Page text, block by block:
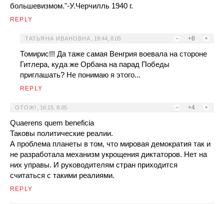
большевизмом."-У.Черчилль 1940 г.
REPLY
– +8 +
ТАТЬЯНА ИВАНОВНА 19:44, 8.05
Томирис!!! Да таже самая Венгрия воевала на стороне
Гитлера, куда же Орбана на парад Победы
приглашать? Не понимаю я этого...
REPLY
– +4 +
ОТОЖ! 16:15, 8.05
Quaerens quem beneficia
Таковы политические реалии.
А проблема планеты в том, что мировая демократия так и
не разработала механизм укрощения диктаторов. Нет на
них управы. И руководителям стран приходится
считаться с такими реалиями.
REPLY